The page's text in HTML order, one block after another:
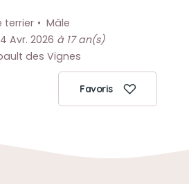
terrier
Mâle
Avr. 2026 à 17 an(s)
des Vignes
Favoris